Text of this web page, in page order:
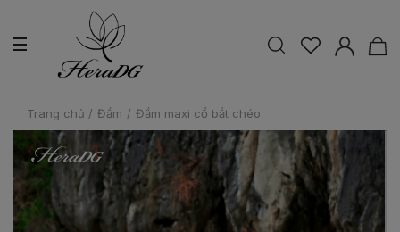
Trang chủ / Đầm / Đầm maxi cổ bắt chéo